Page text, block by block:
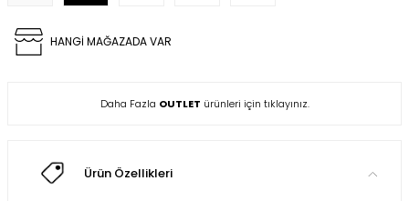
HANGİ MAĞAZADA VAR
Daha Fazla OUTLET ürünleri için tıklayınız.
Ürün Özellikleri